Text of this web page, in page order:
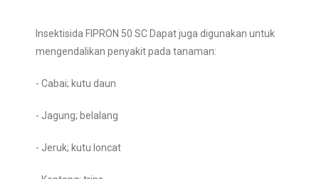
Insektisida FIPRON 50 SC Dapat juga digunakan untuk
mengendalikan penyakit pada tanaman:
- Cabai; kutu daun
- Jagung; belalang
- Jeruk; kutu loncat